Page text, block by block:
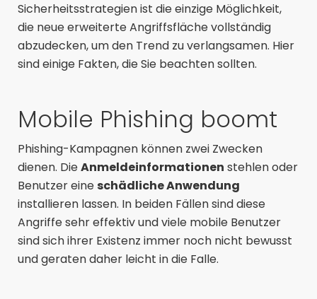
Sicherheitsstrategien ist die einzige Möglichkeit,
die neue erweiterte Angriffsfläche vollständig
abzudecken, um den Trend zu verlangsamen. Hier
sind einige Fakten, die Sie beachten sollten.
Mobile Phishing boomt
Phishing-Kampagnen können zwei Zwecken
dienen. DieAnmeldeinformationen stehlen oder
Benutzer eine schädliche Anwendung
installieren lassen. In beiden Fällen sind diese
Angriffe sehr effektiv und viele mobile Benutzer
sind sich ihrer Existenz immer noch nicht bewusst
und geraten daher leicht in die Falle.